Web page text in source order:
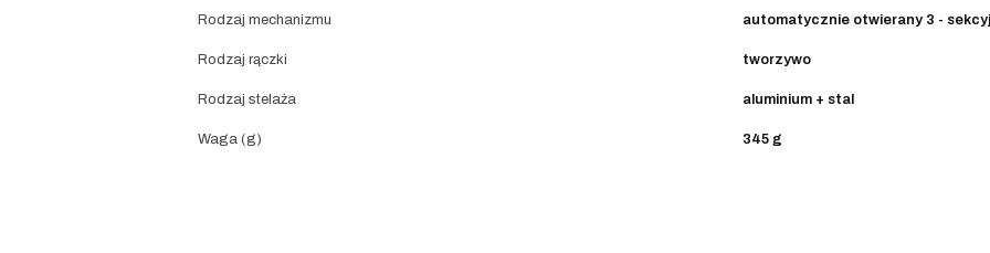
Rodzaj mechanizmu automatycznie otwierany 3 -
Rodzaj rączki tworzywo
Rodzaj stelaża aluminium + stal
Waga (g) 345 g